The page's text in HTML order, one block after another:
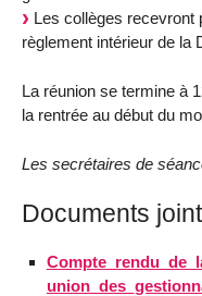
Les collèges recevront
règlement intérieur de la
La réunion se termine à
la rentrée au début du
Les secrétaires de
Documents